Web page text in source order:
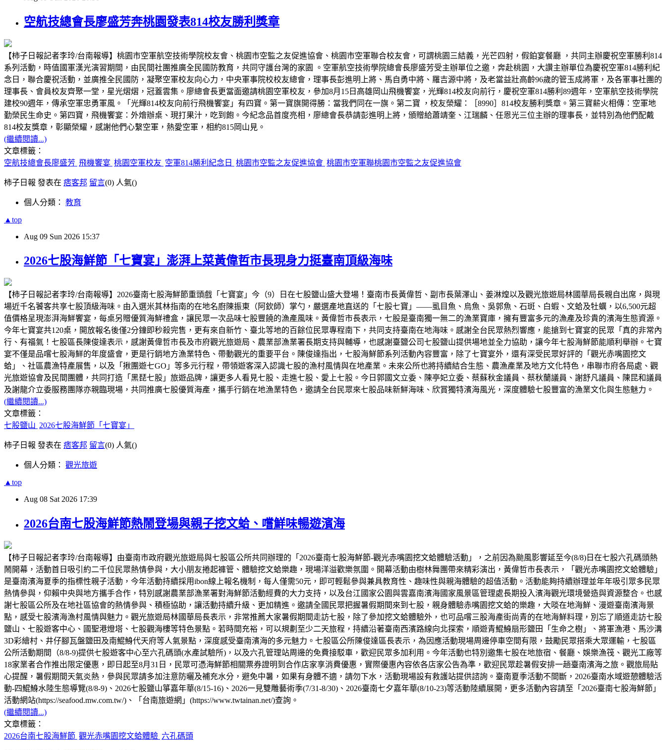
空航技總會長廖盛芳奔桃園發表814校友勝利獎章
【柿子日報記者李玲/台南報導】桃園市空軍航空技術學院校友會、桃園市空監之友促進協會、桃園市空軍聯合校友會，可謂桃園三結義，光芒四射，假鉑宴餐廳 ，共同主辦慶祝空軍勝利814
系列活動，時值國軍漢光演習期間，由民間社團推廣全民國防教育，共同守護台灣的家園 。空軍航空技術學院總會長廖盛芳受主辦單位之邀，奔赴桃園，大讚主辦單位為慶祝空軍814勝利紀
念日，聯合慶祝活動，並廣推全民國防，凝聚空軍校友向心力，中央軍事院校校友總會，理事長彭進明上將、馬自勇中將、羅吉源中將，及老當益壯高齡96歲的管玉成將軍，及各軍事社團的
理事長、會員校友齊聚一堂，星光熠熠，冠蓋雲集。廖總會長更當面邀請桃園空軍校友，參加8月15日高雄岡山飛機饗宴，光輝814校友向前行，慶祝空軍814勝利89週年，空軍航空技術學院
建校90週年，傳承空軍忠勇軍風。「光輝814校友向前行飛機饗宴」有四寶。第一寶旗開得勝：當我們同在一旗。第二寶 ，校友榮耀：［8990］814校友勝利獎章。第三寶薪火相傳：空軍地
勤榮民生命史。第四寶，飛機饗宴：外燴辦桌、現打果汁，吃到飽。今紀念品首度亮相，廖總會長恭請彭進明上將，頒贈給蕭靖奎、江瑞麟、任恩光三位主辦的理事長，並特別為他們配戴
814校友獎章，彰顯榮耀，感謝他們心繫空軍，熱愛空軍，相約815岡山見。
(繼續閱讀...)
文章標籤：
空航技總會長廖盛芳 飛機饗宴 桃園空軍校友 空軍814勝利紀念日 桃園市空監之友促進協會 桃園市空軍聯桃園市空監之友促進協會
柿子日報 發表在 痞客邦 留言(0) 人氣()
個人分類： 教育
▲top
Aug 09 Sun 2026 15:37
2026七股海鮮節「七寶宴」澎湃上菜黃偉哲市長現身力挺臺南頂級海味
【柿子日報記者李玲/台南報導】2026臺南七股海鮮節重頭戲「七寶宴」今（9）日在七股鹽山盛大登場！臺南市長黃偉哲、副市長葉澤山、姜淋煌以及觀光旅遊局林國華局長親自出席，與現
場近千名饕客共享七股頂級海味。由入選米其林指南的在地名廚陳振東（阿欽師）掌勺，嚴選產地直送的「七股七寶」——虱目魚、烏魚、吳郭魚、石斑、白蝦、文蛤及牡蠣，以6,500元超
值價格呈現澎湃海鮮饗宴，每桌另贈優質海鮮禮盒，讓民眾一次品味七股豐饒的漁產風味。黃偉哲市長表示，七股是臺南獨一無二的漁業寶庫，擁有豐富多元的漁產及珍貴的濱海生態資源。
今年七寶宴共120桌，開放報名後僅2分鐘即秒殺完售，更有來自新竹、臺北等地的百餘位民眾專程南下，共同支持臺南在地海味。感謝全台民眾熱烈響應，能搶到七寶宴的民眾「真的非常內
行、有福氣！七股區長陳俊達表示，感謝黃偉哲市長及市府觀光旅遊局、農業部漁業署長期支持與輔導，也感謝臺鹽公司七股鹽山提供場地並全力協助，讓今年七股海鮮節能順利舉辦。七寶
宴不僅是品嚐七股海鮮的年度盛會，更是行銷地方漁業特色、帶動觀光的重要平台。陳俊達指出，七股海鮮節系列活動內容豐富，除了七寶宴外，還有深受民眾好評的「觀光赤嘴園挖文
蛤」、社區農漁特產展售，以及「揪團遊七GO」等多元行程，帶領遊客深入認識七股的漁村風情與在地產業。未來公所也將持續結合生態、農漁產業及地方文化特色，串聯市府各局處、觀
光旅遊協會及民間團體，共同打造「黑琵七股」旅遊品牌，讓更多人看見七股、走進七股、愛上七股。今日郭國文立委、陳亭妃立委、蔡蘇秋金議員、蔡秋蘭議員、謝舒凡議員、陳昆和議員
及謝龍介立委服務團隊亦親臨現場，共同推廣七股優質海產，攜手行銷在地漁業特色，邀請全台民眾來七股品味新鮮海味、欣賞獨特濱海風光，深度體驗七股豐富的漁業文化與生態魅力。
(繼續閱讀...)
文章標籤：
七股鹽山 2026七股海鮮節「七寶宴」
柿子日報 發表在 痞客邦 留言(0) 人氣()
個人分類： 觀光旅遊
▲top
Aug 08 Sat 2026 17:39
2026台南七股海鮮節熱鬧登場與親子挖文蛤、嚐鮮味暢遊濱海
【柿子日報記者李玲/台南報導】由臺南市政府觀光旅遊局與七股區公所共同辦理的「2026臺南七股海鮮節-觀光赤嘴園挖文蛤體驗活動」，之前因為颱風影響延至今(8/8)日在七股六孔碼頭熱
鬧開幕，活動首日吸引約二千位民眾熱情參與，大小朋友捲起褲管、體驗挖文蛤樂趣，現場洋溢歡樂氛圍。開幕活動由樹林舞團帶來精彩演出，黃偉哲市長表示，「觀光赤嘴園挖文蛤體驗」
是臺南濱海夏季的指標性親子活動，今年活動持續採用ibon線上報名機制，每人僅需50元，即可輕鬆參與兼具教育性、趣味性與親海體驗的超值活動。活動能夠持續辦理並年年吸引眾多民眾
熱情參與，仰賴中央與地方攜手合作，特別感謝農業部漁業署對海鮮節活動經費的大力支持，以及台江國家公園與雲嘉南濱海國家風景區管理處長期投入濱海觀光環境營造與資源整合。也感
謝七股區公所及在地社區協會的熱情參與、積極協助，讓活動持續升級、更加精進。邀請全國民眾把握暑假期間來到七股，親身體驗赤嘴園挖文蛤的樂趣，大啖在地海鮮、漫遊臺南濱海景
點，感受七股濱海漁村風情與魅力。觀光旅遊局林國華局長表示，非常推薦大家暑假期間走訪七股，除了參加挖文蛤體驗外，也可品嚐三股海產街尚青的在地海鮮料理，別忘了順道走訪七股
鹽山、七股遊客中心、國聖港燈塔、七股觀海樓等特色景點。若時間充裕，可以規劃至少二天旅程，持續沿著臺南西濱路線向北探索，順遊青鯤鯓扇形鹽田「生命之樹」、將軍漁港、馬沙溝
3D彩繪村、井仔腳瓦盤鹽田及南鯤鯓代天府等人氣景點，深度感受臺南濱海的多元魅力。七股區公所陳俊達區長表示，為因應活動現場周邊停車空間有限，鼓勵民眾搭乘大眾運輸，七股區
公所活動期間（8/8-9)提供七股遊客中心至六孔碼頭(水產試驗所)，以及六孔管理站周邊的免費接駁車，歡迎民眾多加利用。今年活動也特別邀集七股在地旅宿、餐廳、娛樂漁筏、觀光工廠等
18家業者合作推出限定優惠，即日起至8月31日，民眾可憑海鮮節相關票券證明到合作店家享消費優惠，實際優惠內容依各店家公告為準，歡迎民眾趁暑假安排一趟臺南濱海之旅。觀旅局貼
心提醒，暑假期間天氣炎熱，參與民眾請多加注意防曬及補充水分，避免中暑，如果有身體不適，請勿下水，活動現場設有救護站提供諮詢。臺南夏季活動不間斷，2026臺南水域遊憩體驗活
動-四鯤鯓水陸生態導覽(8/8-9)、2026七股鹽山箏嘉年華(8/15-16)、2026一見雙雕藝術季(7/31-8/30)、2026臺南七夕嘉年華(8/10-23)等活動陸續展開，更多活動內容請至「2026臺南七股海鮮節」
活動網站(https://seafood.mw.com.tw/)、「台南旅遊網」(https://www.twtainan.net/)查詢。
(繼續閱讀...)
文章標籤：
2026台南七股海鮮節 觀光赤嘴園挖文蛤體驗 六孔碼頭